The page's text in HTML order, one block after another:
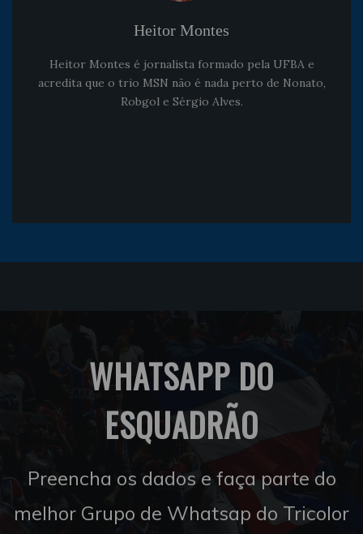
Heitor Montes
Heitor Montes é jornalista formado pela UFBA e
acredita que o trio MSN não é nada perto de Nonato,
Robgol e Sérgio Alves.
WHATSAPP DO
ESQUADRÃO
Preencha os dados e faça parte do
melhor Grupo de Whatsap do Tricolor